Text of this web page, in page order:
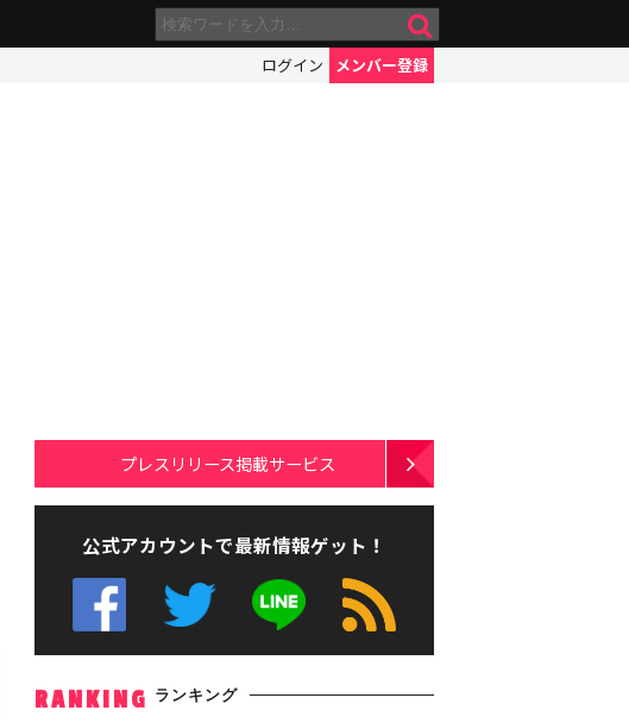
ログイン メンバー登録
プレスリリース掲載サービス
公式アカウントで最新情報ゲット！
RANKING ランキング